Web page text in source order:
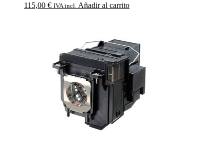
115,00 € IVA incl. Añadir al carrito